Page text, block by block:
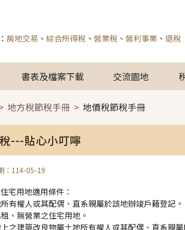
房地交易 、 綜合所得稅 、 營業稅 、 營利事業 、 退稅
書表及檔案下載 交流園地
地方稅節稅手冊 地價稅節稅手冊
---貼心小叮嚀
：114-05-19
宅用地適用條件：
有權人或其配偶、直系親屬於該地辦竣戶籍登記。
、無營業之住宅用地。
之建築改良物屬土地所有權人或其配偶、直系親屬